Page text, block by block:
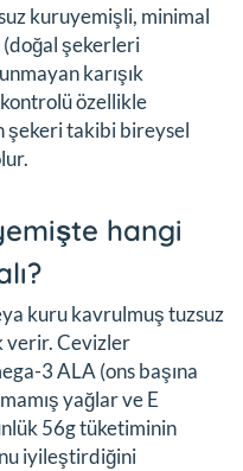
kuruyemişli, minimal
şekerleri
karışık
özellikle
şekeri takibi bireysel
hangi
kuru kavrulmuş tuzsuz
verir. Cevizler
3 ALA (ons başına
yağlar ve E
56g tüketiminin
iyileştirdiğini